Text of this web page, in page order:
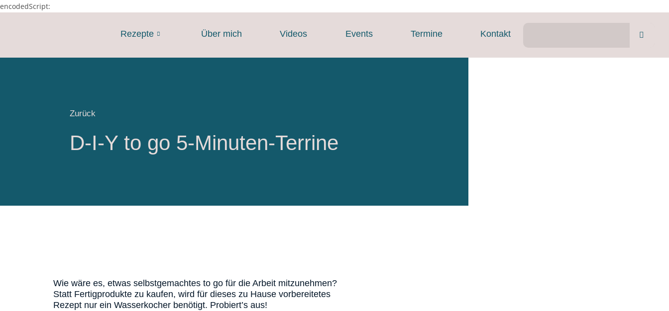
encodedScript:
Rezepte Über mich Videos Events Termine Kontakt
Zurück
D-I-Y to go 5-Minuten-Terrine
Wie wäre es, etwas selbstgemachtes to go für die Arbeit mitzunehmen?
Statt Fertigprodukte zu kaufen, wird für dieses zu Hause vorbereitetes
Rezept nur ein Wasserkocher benötigt. Probiert’s aus!